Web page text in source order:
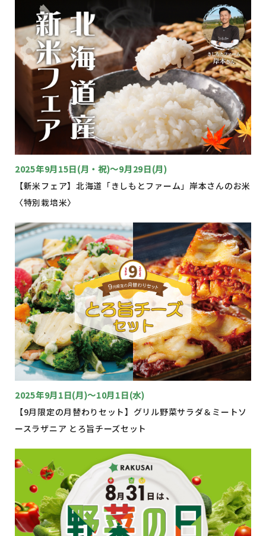
2025年9月15日(月・祝)〜9月29日(月)
【新米フェア】北海道「きしもとファーム」岸本さんのお米
〈特別栽培米〉
2025年9月1日(月)～10月1日(水)
【9月限定の月替わりセット】グリル野菜サラダ＆ミートソ
ースラザニア とろ旨チーズセット